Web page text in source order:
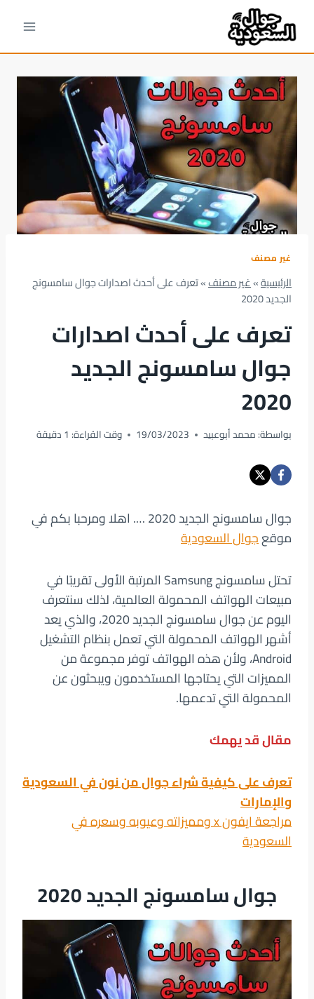
المحتوى
غير مصنف
الرئيسية»غير مصنف»تعرف على أحدث اصدارات جوال سامسونج
الجديد 2020
تعرف على أحدث اصدارات
جوال سامسونج الجديد
2020
بواسطة:محمد أبوعبيد 19/03/2023 وقت القراءة: 1دقيقة
جوال سامسونج الجديد 2020 …. اهلا ومرحبا بكم في
موقعجوال السعودية
تحتل سامسونج Samsung المرتبة الأولى تقريبًا في
مبيعات الهواتف المحمولة العالمية، لذلك سنتعرف
اليوم عن جوال سامسونج الجديد 2020، والذي يعد
أشهر الهواتف المحمولة التي تعمل بنظام التشغيل
Android، ولأن هذه الهواتف توفر مجموعة من
المميزات التي يحتاجها المستخدمون ويبحثون عن
المحمولة التي تدعمها.
مقال قد يهمك
تعرف على كيفية شراء جوال من نون في السعودية
والإمارات
مراجعة ايفون x ومميزاته وعيوبه وسعره في
السعودية
جوال سامسونج الجديد 2020